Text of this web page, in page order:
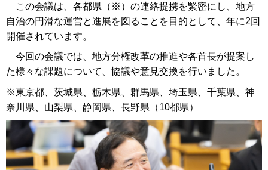
この会議は、各都県（※）の連絡提携を緊密にし、地方
自治の円滑な運営と進展を図ることを目的として、年に2回
開催されています。
今回の会議では、地方分権改革の推進や各首長が提案し
た様々な課題について、協議や意見交換を行いました。
※東京都、茨城県、栃木県、群馬県、埼玉県、千葉県、神
奈川県、山梨県、静岡県、長野県（10都県）